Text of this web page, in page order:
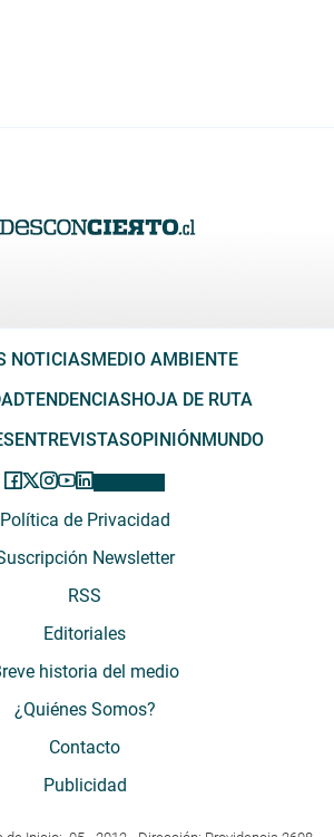
NOTICIAS MEDIO AMBIENTE
TENDENCIAS HOJA DE RUTA
ENTREVISTASOPINIÓN MUNDO
Política de Privacidad
Newsletter
RSS
Editoriales
historia del medio
¿Quiénes Somos?
Contacto
Publicidad